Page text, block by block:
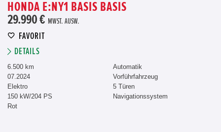
HONDA E:NY1 BASIS BASIS
29.990 € MWST. AUSW.
FAVORIT
DETAILS
6.500 km
07.2024
Elektro
150 kW/204 PS
Rot
Automatik
Vorführfahrzeug
5 Türen
Navigationssystem